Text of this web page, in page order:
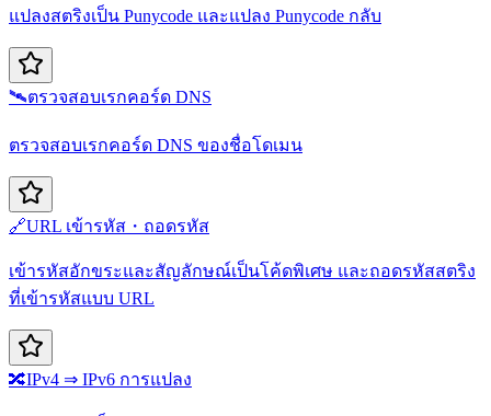
แปลงสตริงเป็น Punycode และแปลง Punycode กลับ
🛰️ตรวจสอบเรกคอร์ด DNS
ตรวจสอบเรกคอร์ด DNS ของชื่อโดเมน
🔗URL เข้ารหัส・ถอดรหัส
เข้ารหัสอักขระและสัญลักษณ์เป็นโค้ดพิเศษ และถอดรหัสสตริง
ที่เข้ารหัสแบบ URL
🔀IPv4 ⇒ IPv6 การแปลง